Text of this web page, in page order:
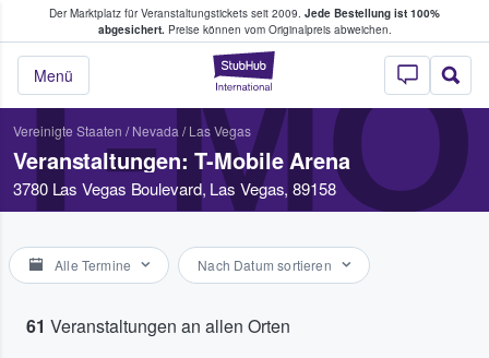
Der Marktplatz für Veranstaltungstickets seit 2009. Jede Bestellung ist 100%
abgesichert.Preise können vom Originalpreis abweichen.
StubHub - Wo
Menü
Tickets kaufen & verkaufen
Vereinigte Staaten / Nevada / Las Vegas
Veranstaltungen: T-Mobile Arena
3780 Las Vegas Boulevard, Las Vegas, 89158
Alle Termine Nach Datum sortieren
61 Veranstaltungen an allen Orten